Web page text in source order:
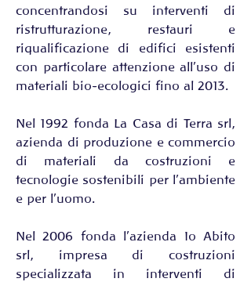
concentrandosi su interventi di
ristrutturazione, restauri e
riqualificazione di edifici esistenti
con particolare attenzione all’uso di
materiali bio-ecologici fino al 2013.
Nel 1992 fonda La Casa di Terra srl,
azienda di produzione e commercio
di materiali da costruzioni e
tecnologie sostenibili per l’ambiente
e per l’uomo.
Nel 2006 fonda l’azienda Io Abito
srl, impresa di costruzioni
specializzata in interventi di